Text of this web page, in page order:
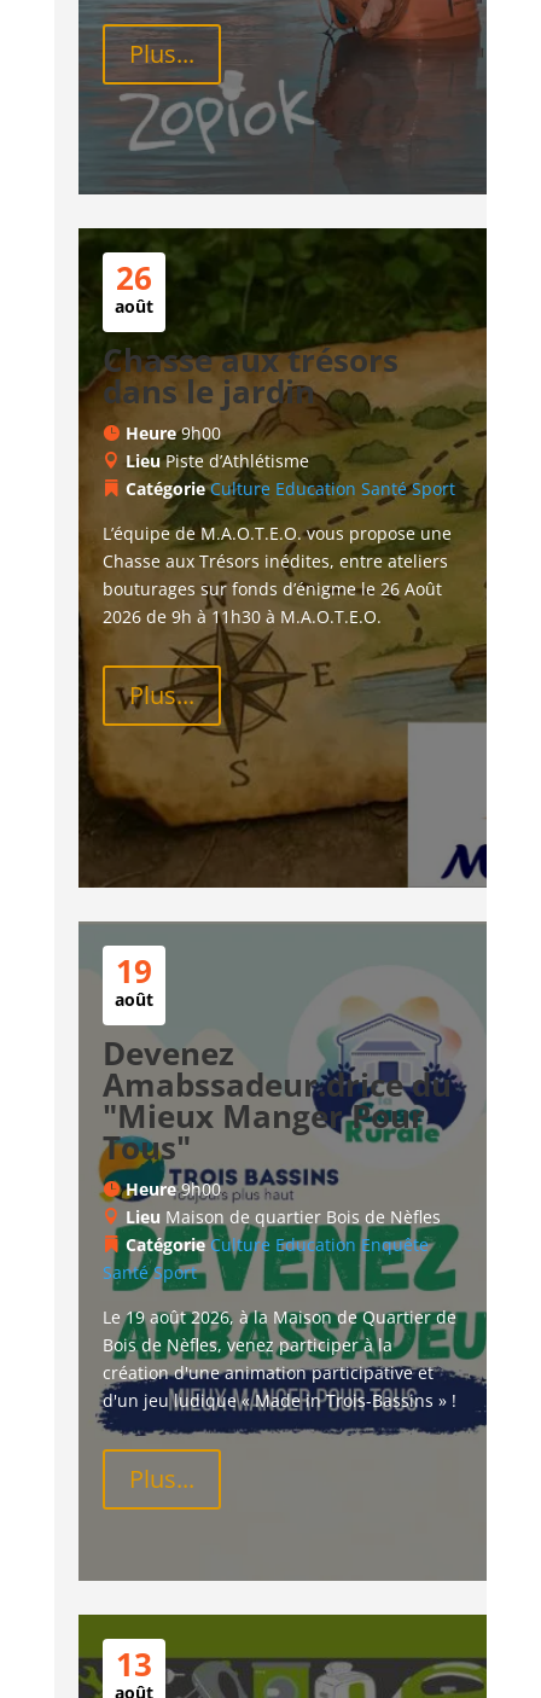
Plus...
26
août
Chasse aux trésors
dans le jardin
Heure9h00
LieuPiste d’Athlétisme
CatégorieCulture Education Santé Sport
L’équipe de M.A.O.T.E.O. vous propose une
Chasse aux Trésors inédites, entre ateliers
bouturages sur fonds d’énigme le 26 Août
2026 de 9h à 11h30 à M.A.O.T.E.O.
Plus...
19
août
Devenez
Amabssadeur.drice du
"Mieux Manger Pour
Tous"
Heure9h00
Lieu Maison de quartier Bois de Nèfles
CatégorieCulture Education Enquête
Santé Sport
Le 19 août 2026, à la Maison de Quartier de
Bois de Nèfles, venez participer à la
création d'une animation participative et
d'un jeu ludique « Made in Trois-Bassins » !
Plus...
13
août